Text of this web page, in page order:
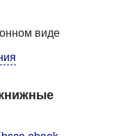
виде